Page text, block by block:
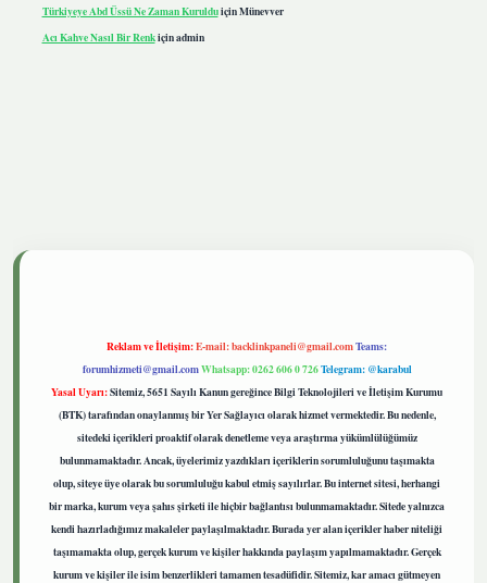
Türkiyeye Abd Üssü Ne Zaman KurulduiçinMünevver
Acı Kahve Nasıl Bir Renkiçinadmin
Reklam ve İletişim:E-mail:backlinkpaneli@gmail.comTeams:
forumhizmeti@gmail.comWhatsapp: 0262 606 0 726Telegram: @karabul
Yasal Uyarı:Sitemiz, 5651 Sayılı Kanun gereğince Bilgi Teknolojileri ve İletişim Kurumu
(BTK) tarafından onaylanmış bir Yer Sağlayıcı olarak hizmet vermektedir. Bu nedenle,
sitedeki içerikleri proaktif olarak denetleme veya araştırma yükümlülüğümüz
bulunmamaktadır. Ancak, üyelerimiz yazdıkları içeriklerin sorumluluğunu taşımakta
olup, siteye üye olarak bu sorumluluğu kabul etmiş sayılırlar. Bu internet sitesi, herhangi
bir marka, kurum veya şahıs şirketi ile hiçbir bağlantısı bulunmamaktadır. Sitede yalnızca
kendi hazırladığımız makaleler paylaşılmaktadır. Burada yer alan içerikler haber niteliği
taşımamakta olup, gerçek kurum ve kişiler hakkında paylaşım yapılmamaktadır. Gerçek
kurum ve kişiler ile isim benzerlikleri tamamen tesadüfidir. Sitemiz, kar amacı gütmeyen